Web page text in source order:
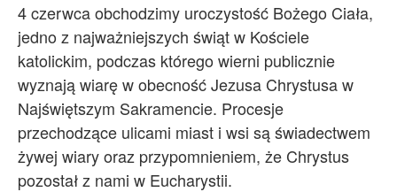
4 czerwca obchodzimy uroczystość Bożego Ciała,
jedno z najważniejszych świąt w Kościele
katolickim, podczas którego wierni publicznie
wyznają wiarę w obecność Jezusa Chrystusa w
Najświętszym Sakramencie. Procesje
przechodzące ulicami miast i wsi są świadectwem
żywej wiary oraz przypomnieniem, że Chrystus
pozostał z nami w Eucharystii.